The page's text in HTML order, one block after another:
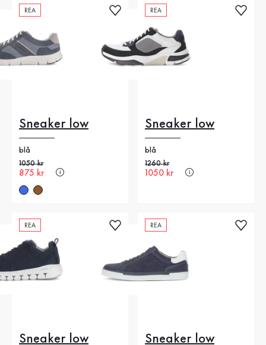
REA
Sneaker low
blå
Gammalt pris
1050 kr
Nytt pris
875 kr
REA
Sneaker low
blå
Gammalt pris
1260 kr
Nytt pris
1050 kr
REA
Sneaker low
REA
Sneaker low